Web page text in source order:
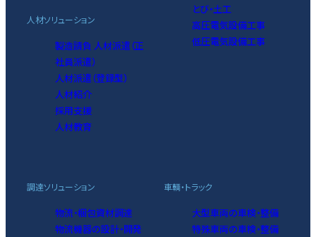
人材ソリューション
製造請負 人材派遣（正
社員派遣）
人材派遣（登録型）
人材紹介
採用支援
人材教育
とび・土工
高圧電気設備工事
低圧電気設備工事
調達ソリューション
物流・梱包資材調達
物流機器の設計・開発
車輌・トラック
大型車両の車検・整備
特殊車両の車検・整備